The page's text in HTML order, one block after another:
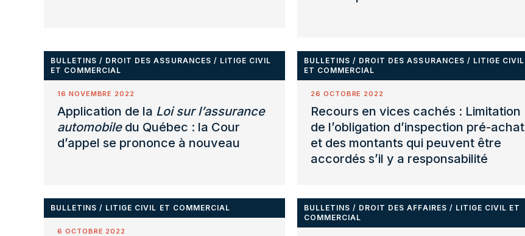
BULLETINS / DROIT DES ASSURANCES / LITIGE CIVIL
ET COMMERCIAL
16 NOVEMBRE 2022
Application de la Loi sur l’assurance
automobiledu Québec : la Cour
d’appel se prononce à nouveau
BULLETINS / DROIT DES ASSURANCES / LITIGE CIVIL
ET COMMERCIAL
26 OCTOBRE 2022
Recours en vices cachés : Limitation
de l’obligation d’inspection pré-achat
et des montants qui peuvent être
accordés s’il y a responsabilité
BULLETINS / LITIGE CIVIL ET COMMERCIAL
6 OCTOBRE 2022
BULLETINS / DROIT DES AFFAIRES / LITIGE CIVIL ET
COMMERCIAL